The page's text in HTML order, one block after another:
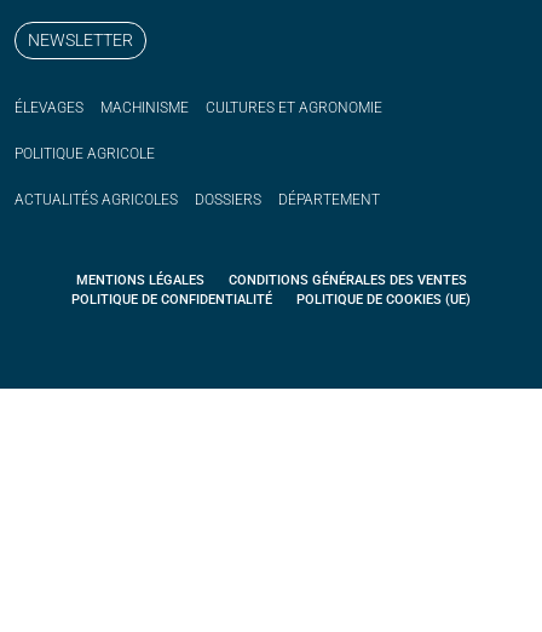
NEWSLETTER
ÉLEVAGES MACHINISME CULTURES ET AGRONOMIE
POLITIQUE AGRICOLE
ACTUALITÉS AGRICOLES DOSSIERS DÉPARTEMENT
MENTIONS LÉGALES
CONDITIONS GÉNÉRALES DES VENTES
POLITIQUE DE CONFIDENTIALITÉ
POLITIQUE DE COOKIES (UE)